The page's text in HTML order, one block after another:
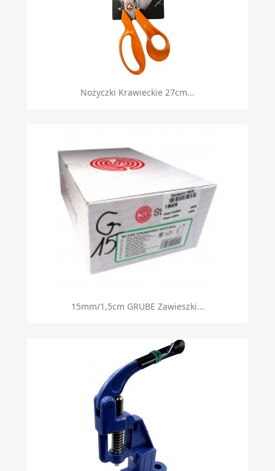
Nożyczki Krawieckie 27cm...
15mm/1,5cm GRUBE Zawieszki...